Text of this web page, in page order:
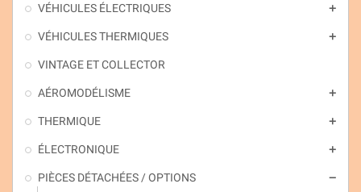
VÉHICULES ÉLECTRIQUES add
VÉHICULES THERMIQUES add
VINTAGE ET COLLECTOR
AÉROMODÉLISME add
THERMIQUE add
ÉLECTRONIQUE add
PIÈCES DÉTACHÉES / OPTIONS remove